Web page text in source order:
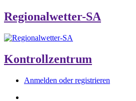
Regionalwetter-SA
Kontrollzentrum
Anmelden oder registrieren